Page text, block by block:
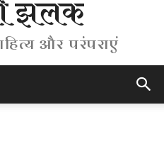
झलक
और परंपराएं